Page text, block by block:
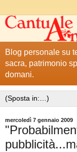
Blog personale su
sacra, patrimonio
domani.
mercoledì 7 gennaio 2009